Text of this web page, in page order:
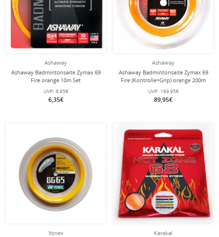
Ashaway
Ashaway Badmintonsaite Zymax 69
Fire orange 10m Set
UVP: 8,95€
6,35€
Ashaway
Ashaway Badmintonsaite Zymax 69
Fire (Kontrolle+Grip) orange 200m
Rolle
UVP: 169,95€
89,95€
Yonex
Karakal